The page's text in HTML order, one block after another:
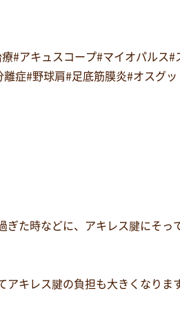
#アキュスコープ#マイオパルス
症#野球肩#足底筋膜炎#オスグ
た時などに、アキレス腱にそっ
キレス腱の負担も大きくなりま